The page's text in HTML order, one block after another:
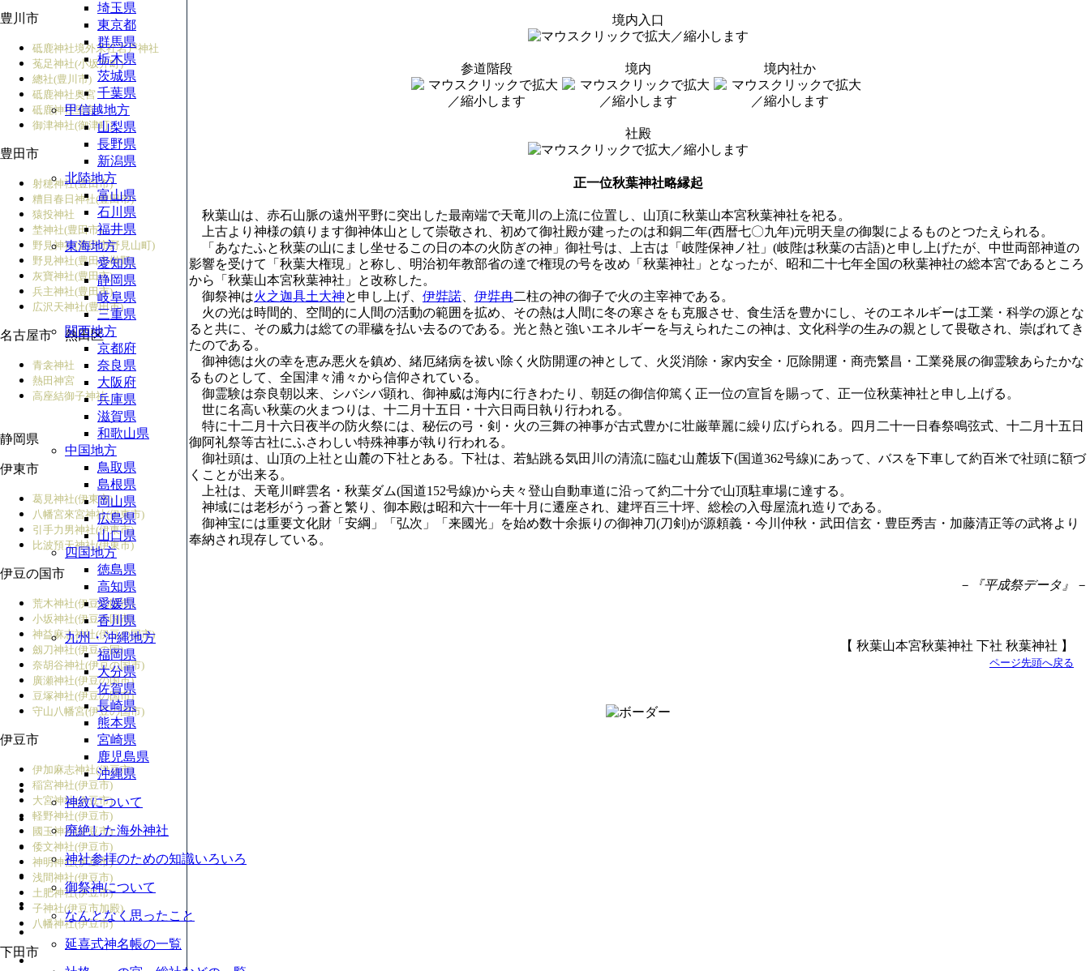
境内入口
参道階段 境内 境内社か
社殿
正一位秋葉神社略縁起
秋葉山は、赤石山脈の遠州平野に突出した最南端で天竜川の上流に位置し、山頂に秋葉山本宮秋葉神社を祀る。
上古より神様の鎮ります御神体山として崇敬され、初めて御社殿が建ったのは和銅二年(西暦七〇九年)元明天皇の御製によるものとつたえられる。
「あなたふと秋葉の山にまし坐せるこの日の本の火防ぎの神」御社号は、上古は「岐陛保神ノ社」(岐陛は秋葉の古語)と申し上げたが、中世両部神道の
影響を受けて「秋葉大権現」と称し、明治初年教部省の達で権現の号を改め「秋葉神社」となったが、昭和二十七年全国の秋葉神社の総本宮であるところ
から「秋葉山本宮秋葉神社」と改称した。
御祭神は火之迦具土大神と申し上げ、 伊弉諾 伊弉冉二柱の神の御子で火の主宰神である。
火の光は時間的、空間的に人間の活動の範囲を拡め、その熱は人間に冬の寒さをも克服させ、食生活を豊かにし、そのエネルギーは工業・科学の源とな
ると共に、その威力は総ての罪穢を払い去るのである。光と熱と強いエネルギーを与えられたこの神は、文化科学の生みの親として畏敬され、崇ばれてき
たのである。
御神徳は火の幸を恵み悪火を鎮め、緒厄緒病を祓い除く火防開運の神として、火災消除・家内安全・厄除開運・商売繁昌・工業発展の御霊験あらたかな
るものとして、全国津々浦々から信仰されている。
御霊験は奈良朝以来、シバシバ顕れ、御神威は海内に行きわたり、朝廷の御信仰篤く正一位の宣旨を賜って、正一位秋葉神社と申し上げる。
世に名高い秋葉の火まつりは、十二月十五日・十六日両日執り行われる。
特に十二月十六日夜半の防火祭には、秘伝の弓・剣・火の三舞の神事が古式豊かに壮厳華麗に繰り広げられる。四月二十一日春祭鳴弦式、十二月十五日
御阿礼祭等古社にふさわしい特殊神事が執り行われる。
御社頭は、山頂の上社と山麓の下社とある。下社は、若鮎跳る気田川の清流に臨む山麓坂下(国道362号線)にあって、バスを下車して約百米で社頭に額づ
くことが出来る。
上社は、天竜川畔雲名・秋葉ダム(国道152号線)から夫々登山自動車道に沿って約二十分で山頂駐車場に達する。
神域には老杉がうっ蒼と繁り、御本殿は昭和六十一年十月に遷座され、建坪百三十坪、総桧の入母屋流れ造りである。
御神宝には重要文化財「安綱」「弘次」「来國光」を始め数十余振りの御神刀(刀剣)が源頼義・今川仲秋・武田信玄・豊臣秀吉・加藤清正等の武将より
奉納され現存している。
－『平成祭データ』－
【 秋葉山本宮秋葉神社 下社 秋葉神社 】
ページ先頭へ戻る
豊川市
砥鹿神社境外末社岩戸神社
菟足神社(小坂井町)
總社(豊川市)
砥鹿神社奥宮
砥鹿神社里宮
御津神社(御津町)
豊田市
射穂神社(豊田市)
糟目春日神社(豊田市)
猿投神社
埜神社(豊田市)
野見神社(豊田市野見山町)
野見神社(豊田市榊野)
灰寶神社(豊田市)
兵主神社(豊田市)
広沢天神社(豊田市)
名古屋市 熱田区
青衾神社
熱田神宮
高座結御子神社
静岡県
伊東市
葛見神社(伊東市)
八幡宮來宮神社(伊東市)
引手力男神社(伊東市)
比波預天神社(伊東市)
伊豆の国市
荒木神社(伊豆の国市)
小坂神社(伊豆の国市)
神益麻志神社(伊豆の国市)
劔刀神社(伊豆の国)
奈胡谷神社(伊豆の国市)
廣瀬神社(伊豆の国市)
豆塚神社(伊豆の国市)
守山八幡宮(伊豆の国市)
伊豆市
伊加麻志神社(伊豆市)
稲宮神社(伊豆市)
大宮神社(伊豆市)
軽野神社(伊豆市)
國玉神社(伊豆市)
倭文神社(伊豆市)
神明神社(伊豆市)
浅間神社(伊豆市)
土肥神社(伊豆市)
子神社(伊豆市加殿)
八幡神社(伊豆市)
下田市
埼玉県
東京都
群馬県
栃木県
茨城県
千葉県
甲信越地方
山梨県
長野県
新潟県
北陸地方
富山県
石川県
福井県
東海地方
愛知県
静岡県
岐阜県
三重県
関西地方
京都府
奈良県
大阪府
兵庫県
滋賀県
和歌山県
中国地方
鳥取県
島根県
岡山県
広島県
山口県
四国地方
徳島県
高知県
愛媛県
香川県
九州・沖縄地方
福岡県
大分県
佐賀県
長崎県
熊本県
宮崎県
鹿児島県
沖縄県
神紋について
廃絶した海外神社
神社参拝のための知識いろいろ
御祭神について
なんとなく思ったこと
延喜式神名帳の一覧